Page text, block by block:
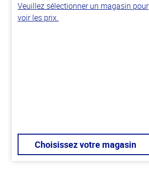
Veuillez sélectionner un magasin pour
voir les prix.
Choisissez votre magasin